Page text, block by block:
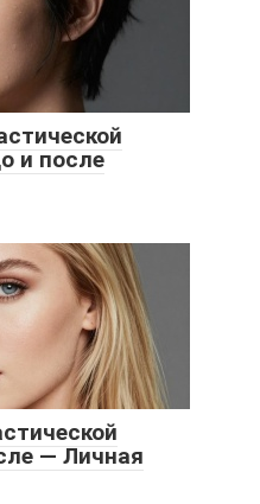
и после
— Личная